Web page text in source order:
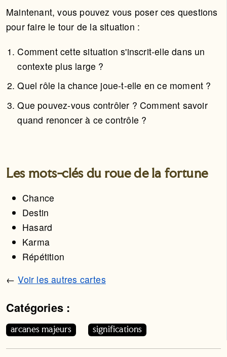
Maintenant, vous pouvez vous poser ces questions
pour faire le tour de la situation :
Comment cette situation s'inscrit-elle dans un
contexte plus large ?
Quel rôle la chance joue-t-elle en ce moment ?
Que pouvez-vous contrôler ? Comment savoir
quand renoncer à ce contrôle ?
Les mots-clés du roue de la fortune
Chance
Destin
Hasard
Karma
Répétition
←Voir les autres cartes
Catégories :
Cet article appartient aux catégories suivantes. Vous
arcanes majeurs significations